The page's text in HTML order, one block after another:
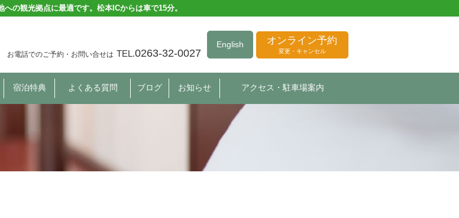
の観光拠点に最適です。松本ICからは車で15分。
お電話でのご予約・お問い合せは TEL.0263-32-0027
English オンライン予約
変更・キャンセル
宿泊特典 よくある質問 ブログ お知らせ アクセス・駐車場案内